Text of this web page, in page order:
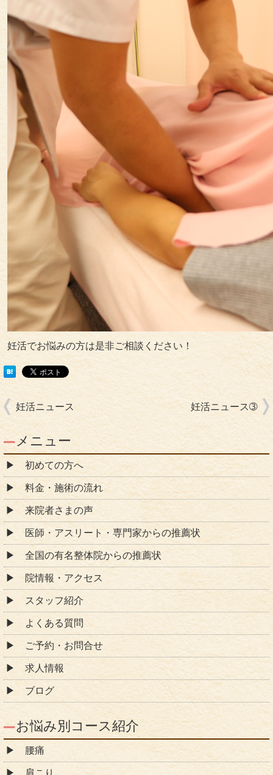
妊活でお悩みの方は是非ご相談ください！
妊活ニュース 妊活ニュース➂
メニュー
初めての方へ
料金・施術の流れ
来院者さまの声
医師・アスリート・専門家からの推薦状
全国の有名整体院からの推薦状
院情報・アクセス
スタッフ紹介
よくある質問
ご予約・お問合せ
求人情報
ブログ
お悩み別コース紹介
腰痛
肩こり